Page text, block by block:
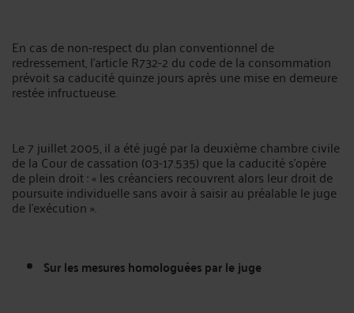
En cas de non-respect du plan conventionnel de
redressement, l’article R732-2 du code de la consommation
prévoit sa caducité quinze jours après une mise en demeure
restée infructueuse.
Le 7 juillet 2005, il a été jugé par la deuxième chambre civile
de la Cour de cassation (03-17.535) que la caducité s’opère
de plein droit : « les créanciers recouvrent alors leur droit de
poursuite individuelle sans avoir à saisir au préalable le juge
de l’exécution ».
Sur les mesures homologuées par le juge